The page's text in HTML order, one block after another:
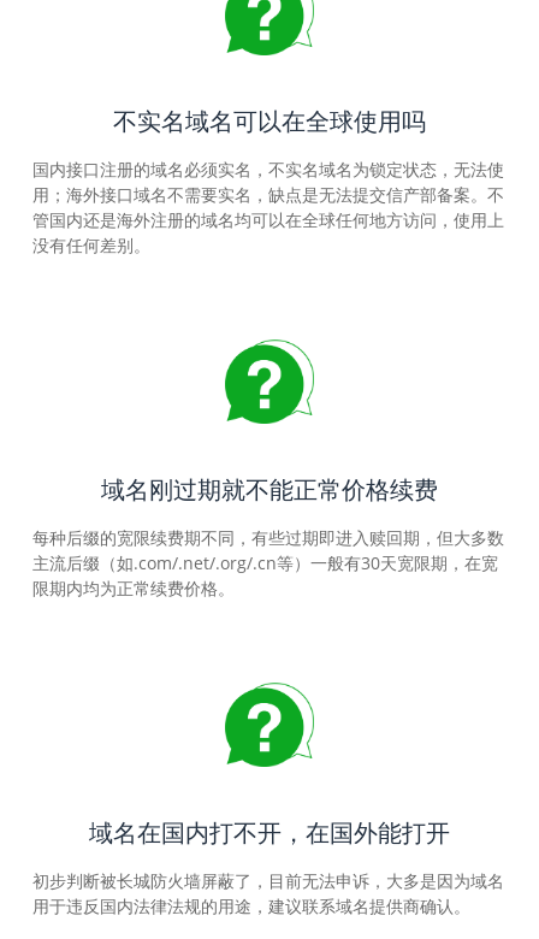
不实名域名可以在全球使用吗
国内接口注册的域名必须实名，不实名域名为锁定状态，无法使
用；海外接口域名不需要实名，缺点是无法提交信产部备案。不
管国内还是海外注册的域名均可以在全球任何地方访问，使用上
没有任何差别。
域名刚过期就不能正常价格续费
每种后缀的宽限续费期不同，有些过期即进入赎回期，但大多数
主流后缀（如.com/.net/.org/.cn等）一般有30天宽限期，在宽
限期内均为正常续费价格。
域名在国内打不开，在国外能打开
初步判断被长城防火墙屏蔽了，目前无法申诉，大多是因为域名
用于违反国内法律法规的用途，建议联系域名提供商确认。